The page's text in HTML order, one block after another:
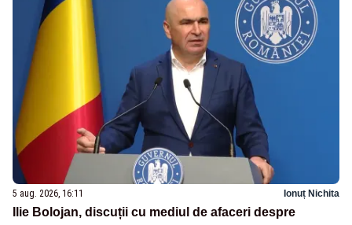
5 aug. 2026, 16:11 Ionuț Nichita
Ilie Bolojan, discuții cu mediul de afaceri despre